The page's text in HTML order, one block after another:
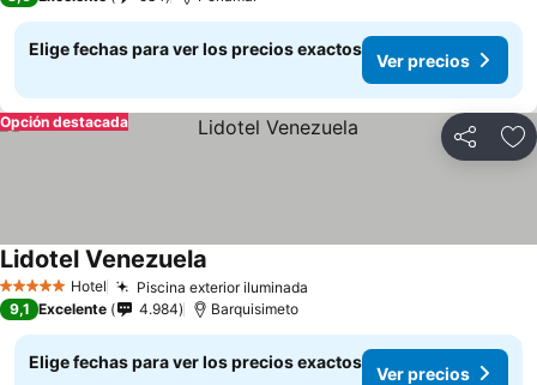
Elige fechas para ver los precios exactos
Ver precios
Compartir
Opción destacada
5 Estrellas Hotel Piscina exterior iluminada
Lidotel Venezuela
9,1 Excelente 4.984 Barquisimeto
Elige fechas para ver los precios exactos
Ver precios